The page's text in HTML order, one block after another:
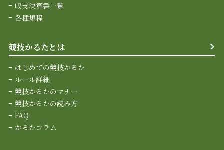
収支決算書一覧
各種規程
競技かるたとは
はじめての競技かるた
ルール詳細
競技かるたのマナー
競技かるたの読み方
FAQ
かるたコラム